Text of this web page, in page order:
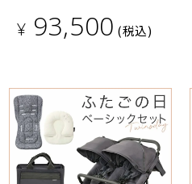
¥ 93,500 (税込)